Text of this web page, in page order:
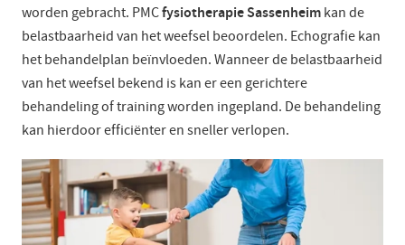
worden gebracht. PMCfysiotherapie Sassenheim kan de
belastbaarheid van het weefsel beoordelen. Echografie kan
het behandelplan beïnvloeden. Wanneer de belastbaarheid
van het weefsel bekend is kan er een gerichtere
behandeling of training worden ingepland. De behandeling
kan hierdoor efficiënter en sneller verlopen.